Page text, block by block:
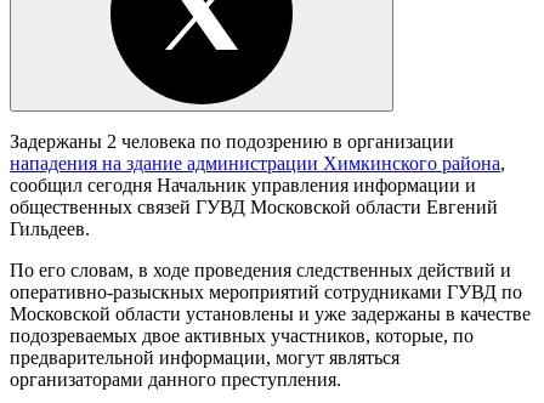
Задержаны 2 человека по подозрению в организации
нападения на здание администрации Химкинского района,
сообщил сегодня Начальник управления информации и
общественных связей ГУВД Московской области Евгений
Гильдеев.
По его словам, в ходе проведения следственных действий и
оперативно-разыскных мероприятий сотрудниками ГУВД по
Московской области установлены и уже задержаны в качестве
подозреваемых двое активных участников, которые, по
предварительной информации, могут являться
организаторами данного преступления.